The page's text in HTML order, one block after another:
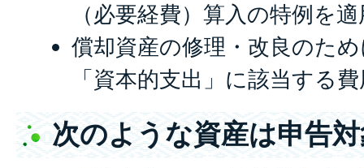
（必要経費）算入の特例を
償却資産の修理・改良のた
「資本的支出」に該当する
次のような資産は申告